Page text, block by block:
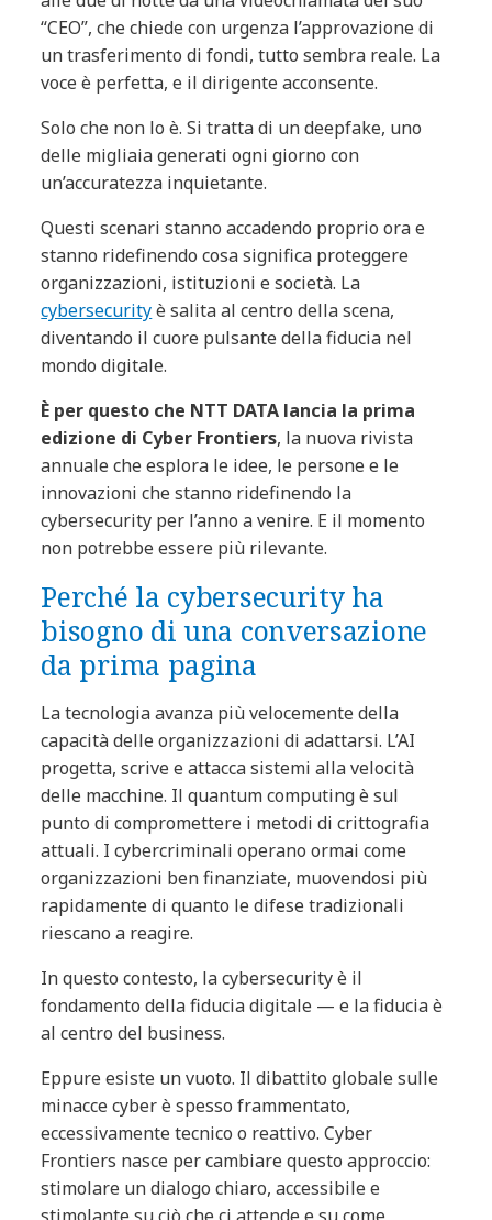
“CEO”, che chiede con urgenza l’approvazione di
un trasferimento di fondi, tutto sembra reale. La
voce è perfetta, e il dirigente acconsente.
Solo che non lo è. Si tratta di un deepfake, uno
delle migliaia generati ogni giorno con
un’accuratezza inquietante.
Questi scenari stanno accadendo proprio ora e
stanno ridefinendo cosa significa proteggere
organizzazioni, istituzioni e società. La
cybersecurityè salita al centro della scena,
diventando il cuore pulsante della fiducia nel
mondo digitale.
È per questo che NTT DATA lancia la prima
edizione di Cyber Frontiers, la nuova rivista
annuale che esplora le idee, le persone e le
innovazioni che stanno ridefinendo la
cybersecurity per l’anno a venire. E il momento
non potrebbe essere più rilevante.
Perché la cybersecurity ha
bisogno di una conversazione
da prima pagina
La tecnologia avanza più velocemente della
capacità delle organizzazioni di adattarsi. L’AI
progetta, scrive e attacca sistemi alla velocità
delle macchine. Il quantum computing è sul
punto di compromettere i metodi di crittografia
attuali. I cybercriminali operano ormai come
organizzazioni ben finanziate, muovendosi più
rapidamente di quanto le difese tradizionali
riescano a reagire.
In questo contesto, la cybersecurity è il
fondamento della fiducia digitale — e la fiducia è
al centro del business.
Eppure esiste un vuoto. Il dibattito globale sulle
minacce cyber è spesso frammentato,
eccessivamente tecnico o reattivo. Cyber
Frontiers nasce per cambiare questo approccio:
stimolare un dialogo chiaro, accessibile e